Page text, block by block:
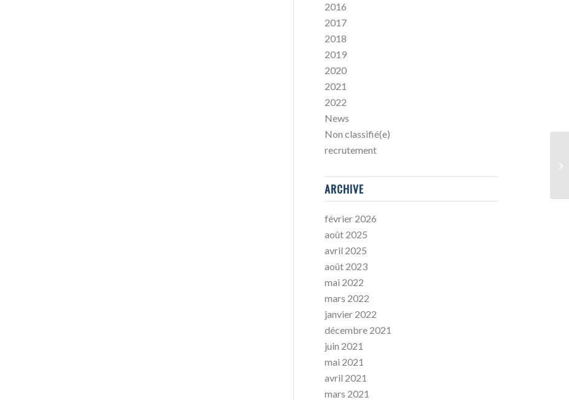
2016
2017
2018
2019
2020
2021
2022
News
Non classifié(e)
recrutement
ARCHIVE
février 2026
août 2025
avril 2025
août 2023
mai 2022
mars 2022
janvier 2022
décembre 2021
juin 2021
mai 2021
avril 2021
mars 2021